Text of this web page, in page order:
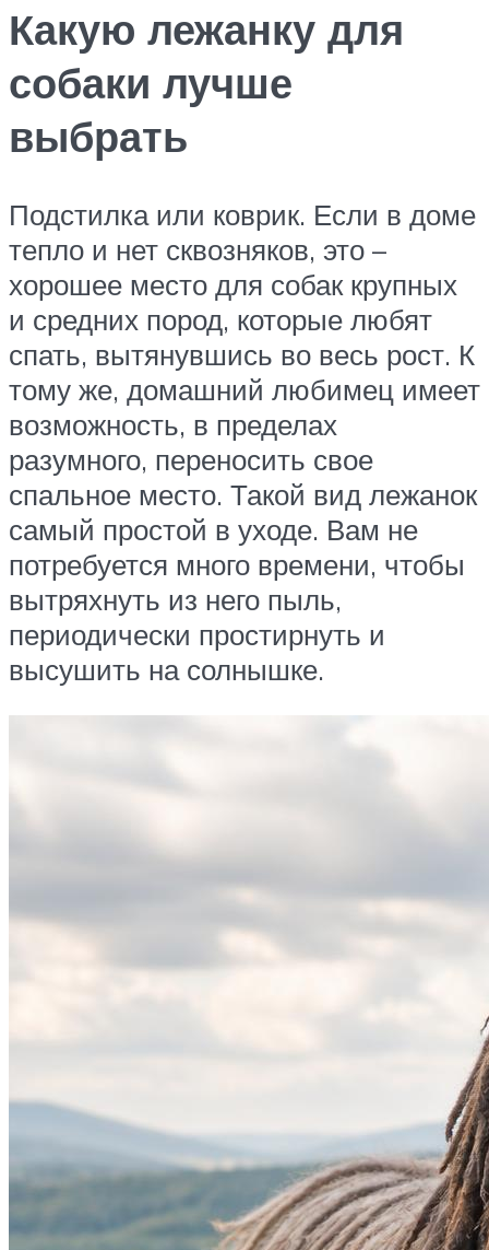
Какую лежанку для
собаки лучше
выбрать
Подстилка или коврик. Если в доме
тепло и нет сквозняков, это –
хорошее место для собак крупных
и средних пород, которые любят
спать, вытянувшись во весь рост. К
тому же, домашний любимец имеет
возможность, в пределах
разумного, переносить свое
спальное место. Такой вид лежанок
самый простой в уходе. Вам не
потребуется много времени, чтобы
вытряхнуть из него пыль,
периодически простирнуть и
высушить на солнышке.